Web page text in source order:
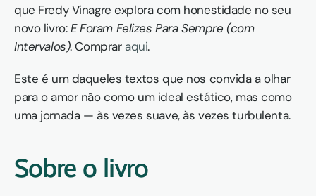
que Fredy Vinagre explora com honestidade no seu
novo livro: E Foram Felizes Para Sempre (com
Intervalos). Comprar aqui.
Este é um daqueles textos que nos convida a olhar
para o amor não como um ideal estático, mas como
uma jornada — às vezes suave, às vezes turbulenta.
Sobre o livro